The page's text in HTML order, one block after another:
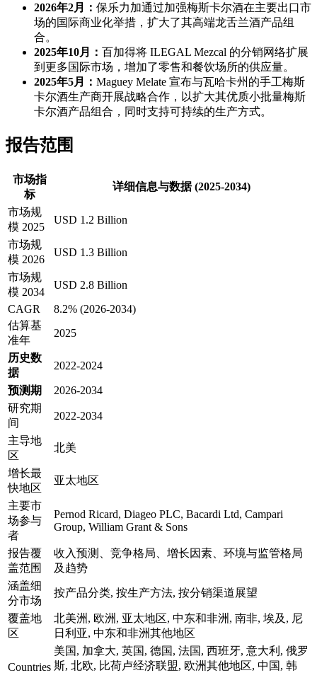
2026年2月： 保乐力加通过加强梅斯卡尔酒在主要出口市
场的国际商业化举措，扩大了其高端龙舌兰酒产品组
合。
2025年10月： 百加得将 ILEGAL Mezcal 的分销网络扩展
到更多国际市场，增加了零售和餐饮场所的供应量。
2025年5月： Maguey Melate 宣布与瓦哈卡州的手工梅斯
卡尔酒生产商开展战略合作，以扩大其优质小批量梅斯
卡尔酒产品组合，同时支持可持续的生产方式。
报告范围
市场指
标
详细信息与数据 (2025-2034)
市场规
模 2025
USD 1.2 Billion
市场规
模 2026
USD 1.3 Billion
市场规
模 2034
USD 2.8 Billion
CAGR
8.2% (2026-2034)
估算基
准年
2025
历史数
据
2022-2024
预测期
2026-2034
研究期
间
2022-2034
主导地
区
北美
增长最
快地区
亚太地区
主要市
场参与
者
Pernod Ricard, Diageo PLC, Bacardi Ltd, Campari
Group, William Grant & Sons
报告覆
盖范围
收入预测、竞争格局、增长因素、环境与监管格局
及趋势
涵盖细
分市场
按产品分类, 按生产方法, 按分销渠道展望
覆盖地
区
北美洲, 欧洲, 亚太地区, 中东和非洲, 南非, 埃及, 尼
日利亚, 中东和非洲其他地区
Countries
美国, 加拿大, 英国, 德国, 法国, 西班牙, 意大利, 俄罗
斯, 北欧, 比荷卢经济联盟, 欧洲其他地区, 中国, 韩